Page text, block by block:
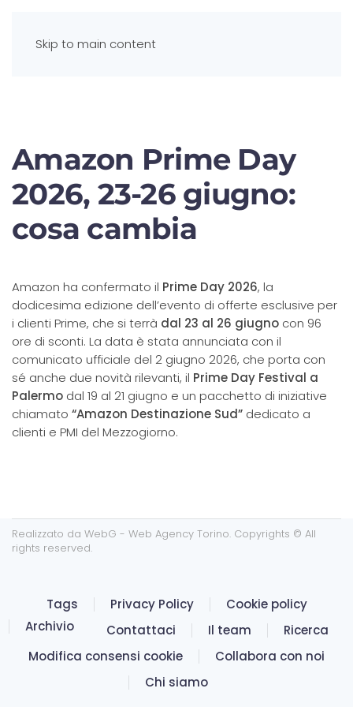
Skip to main content
Amazon Prime Day
2026, 23-26 giugno:
cosa cambia
Amazon ha confermato il Prime Day 2026, la
dodicesima edizione dell’evento di offerte esclusive per
i clienti Prime, che si terrà dal 23 al 26 giugno con 96
ore di sconti. La data è stata annunciata con il
comunicato ufficiale del 2 giugno 2026, che porta con
sé anche due novità rilevanti, il Prime Day Festival a
Palermo dal 19 al 21 giugno e un pacchetto di iniziative
chiamato “Amazon Destinazione Sud” dedicato a
clienti e PMI del Mezzogiorno.
Realizzato da WebG - Web Agency Torino. Copyrights © All
rights reserved.
Tags Privacy Policy
Cookie policy
Archivio
Contattaci Il team
Ricerca
Modifica consensi cookie
Collabora con noi
Chi siamo